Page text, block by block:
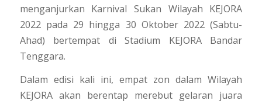
menganjurkan Karnival Sukan Wilayah KEJORA
2022 pada 29 hingga 30 Oktober 2022 (Sabtu-
Ahad) bertempat di Stadium KEJORA Bandar
Tenggara.
Dalam edisi kali ini, empat zon dalam Wilayah
KEJORA akan berentap merebut gelaran juara